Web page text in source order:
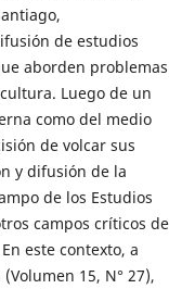
de estudios
aborden problemas
Luego de un
como del medio
de volcar sus
y difusión de la
de los Estudios
campos críticos de
este contexto, a
15, N° 27),